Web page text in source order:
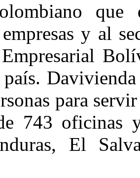
que
y al
para
743 oficinas
El